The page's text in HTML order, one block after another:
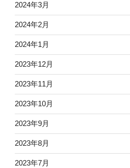
2024年3月
2024年2月
2024年1月
2023年12月
2023年11月
2023年10月
2023年9月
2023年8月
2023年7月